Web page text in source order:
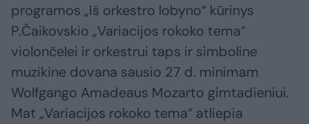
programos „Iš orkestro lobyno“ kūrinys
P.Čaikovskio „Variacijos rokoko tema“
violončelei ir orkestrui taps ir simboline
muzikine dovana sausio 27 d. minimam
Wolfgango Amadeaus Mozarto gimtadieniui.
Mat „Variacijos rokoko tema“ atliepia